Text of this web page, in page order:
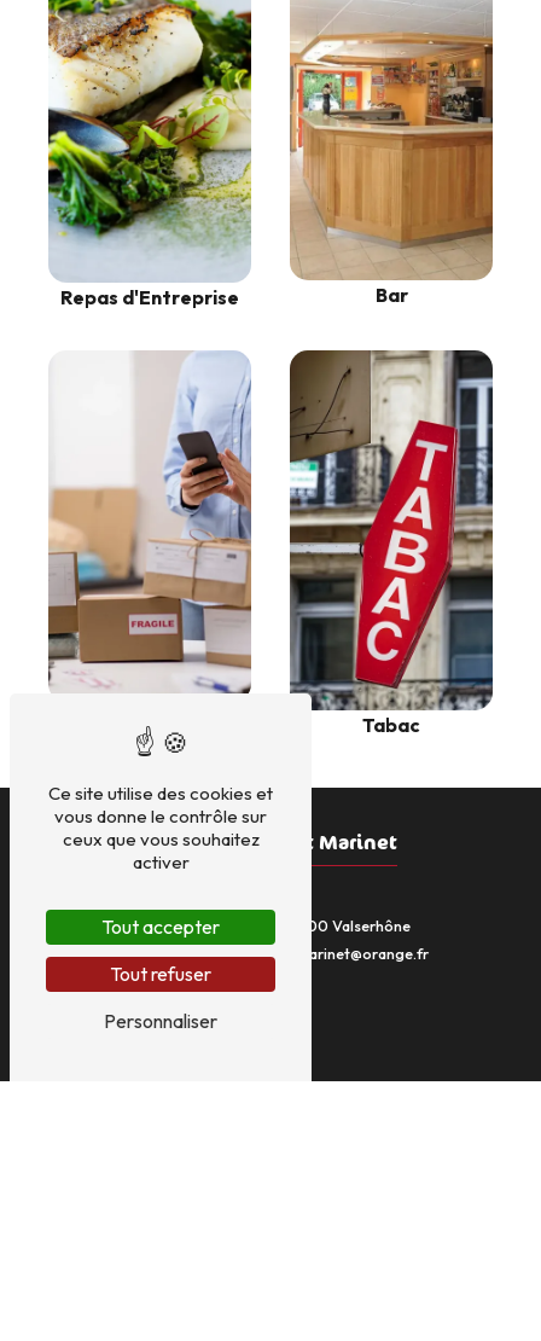
Repas d'Entreprise Bar
Tabac
Hôtel Restaurant Marinet
369 Rue du Bugey, 01200 Valserhône
04 50 56 56 56
yves.marinet@orange.fr
Ce site utilise des cookies et
vous donne le contrôle sur
ceux que vous souhaitez
activer
Tout accepter
Tout refuser
Personnaliser